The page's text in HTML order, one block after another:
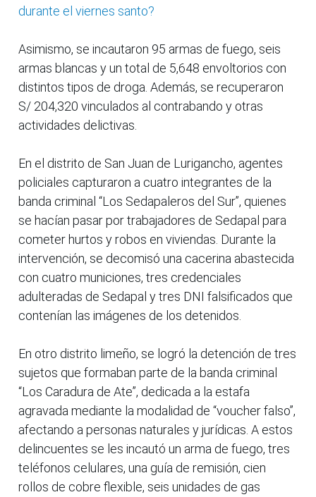
durante el viernes santo?
Asimismo, se incautaron 95 armas de fuego, seis
armas blancas y un total de 5,648 envoltorios con
distintos tipos de droga. Además, se recuperaron
S/ 204,320 vinculados al contrabando y otras
actividades delictivas.
En el distrito de San Juan de Lurigancho, agentes
policiales capturaron a cuatro integrantes de la
banda criminal “Los Sedapaleros del Sur”, quienes
se hacían pasar por trabajadores de Sedapal para
cometer hurtos y robos en viviendas. Durante la
intervención, se decomisó una cacerina abastecida
con cuatro municiones, tres credenciales
adulteradas de Sedapal y tres DNI falsificados que
contenían las imágenes de los detenidos.
En otro distrito limeño, se logró la detención de tres
sujetos que formaban parte de la banda criminal
“Los Caradura de Ate”, dedicada a la estafa
agravada mediante la modalidad de “voucher falso”,
afectando a personas naturales y jurídicas. A estos
delincuentes se les incautó un arma de fuego, tres
teléfonos celulares, una guía de remisión, cien
rollos de cobre flexible, seis unidades de gas